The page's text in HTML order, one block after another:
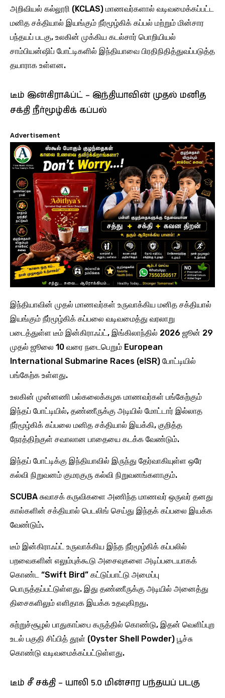
அறிவியல் கல்லூரி (KCLAS) மாணவர்களால் வடிவமைக்கப்பட்ட
மனித சக்தியால் இயங்கும் நீர்மூழ்கிக் கப்பல் மற்றும் மின்சார
பந்தயப் படகு, உலகின் முக்கிய கடல்சார் பொறியியல்
சாம்பியன்ஷிப் போட்டிகளில் இந்தியாவை பிரதிநிதித்துவப்படுத்த
தயாராக உள்ளன.
டீம் இன்கிராஃப்ட் – இந்தியாவின் முதல் மனித
சக்தி நீர்மூழ்கிக் கப்பல்
Advertisement
இந்தியாவின் முதல் மாணவர்கள் உருவாக்கிய மனித சக்தியால்
இயங்கும் நீர்மூழ்கிக் கப்பலை வடிவமைத்து வரலாறு
படைத்துள்ள டீம் இன்கிராஃப்ட், இங்கிலாந்தில் 2026 ஜூன் 29
முதல் ஜூலை 10 வரை நடைபெறும் European
International Submarine Races (eISR) போட்டியில்
பங்கேற்க உள்ளது.
உலகின் முன்னணி பல்கலைக்கழக மாணவர்கள் பங்கேற்கும்
இந்தப் போட்டியில், தண்ணீருக்கு அடியில் மோட்டார் இல்லாத
நீர்மூழ்கிக் கப்பலை மனித சக்தியால் இயக்கி, குறித்த
நேரத்திற்குள் சவாலான பாதையை கடக்க வேண்டும்.
இந்தப் போட்டிக்கு இந்தியாவில் இருந்து தேர்வாகியுள்ள ஒரே
கல்வி நிறுவனம் குமரகுரு கல்வி நிறுவனங்களாகும்.
SCUBA சுவாசக் கருவிகளை அணிந்த மாணவர் ஒருவர் தனது
கால்களின் சக்தியால் பெடலிங் செய்து இந்தக் கப்பலை இயக்க
வேண்டும்.
டீம் இன்கிராஃப்ட் உருவாக்கிய இந்த நீர்மூழ்கிக் கப்பலில்
பறவைகளின் எலும்புக்கூடு அசைவுகளை அடிப்படையாகக்
கொண்ட “Swift Bird” கட்டுப்பாட்டு அமைப்பு
பொருத்தப்பட்டுள்ளது. இது தண்ணீருக்கு அடியில் அனைத்து
திசைகளிலும் எளிதாக இயக்க உதவுகிறது.
சுற்றுச்சூழல் பாதுகாப்பை கருத்தில் கொண்டு, இதன் வெளிப்புற
உடல் பகுதி சிப்பித் தூள் (Oyster Shell Powder) பூச்சு
கொண்டு வடிவமைக்கப்பட்டுள்ளது.
டீம் சீ சக்தி – யாலி 5.0 மின்சார பந்தயப் படகு